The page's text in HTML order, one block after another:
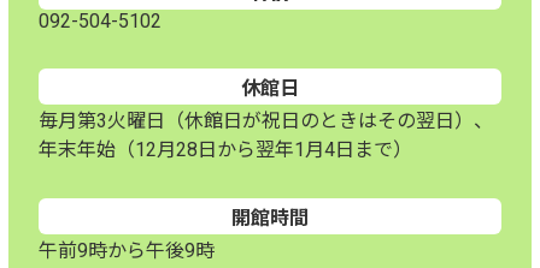
092-504-5102
休館日
毎月第3火曜日（休館日が祝日のときはその翌日）、
年末年始（12月28日から翌年1月4日まで）
開館時間
午前9時から午後9時